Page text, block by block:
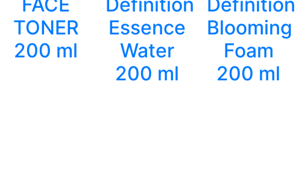
TONER
200 ml
Essence
Water
200 ml
Blooming
Foam
200 ml